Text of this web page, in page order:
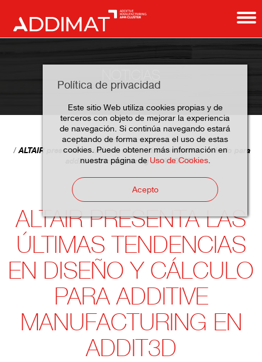
Política de privacidad
Este sitio Web utiliza cookies propias y de
terceros con objeto de mejorar la experiencia
de navegación. Si continúa navegando estará
aceptando de forma expresa el uso de estas
cookies. Puede obtener más información en
nuestra página de Uso de Cookies.
Acepto
Home Noticias
ALTAIR presenta las últimas tendencias en diseño y cálculo para
additive manufacturing en ADDIT3D
ALTAIR PRESENTA LAS
ÚLTIMAS TENDENCIAS
EN DISEÑO Y CÁLCULO
PARA ADDITIVE
MANUFACTURING EN
ADDIT3D